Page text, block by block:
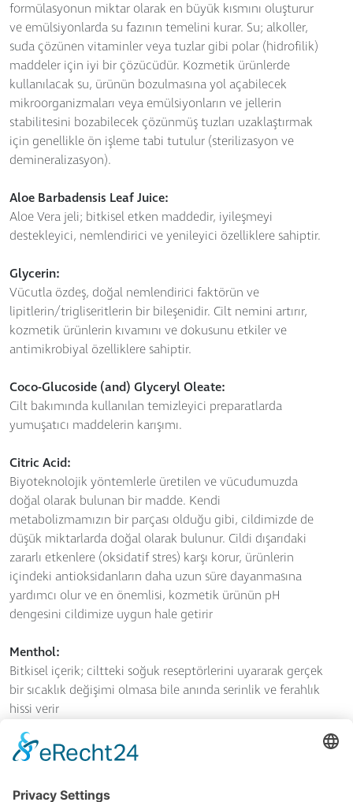
formülasyonun miktar olarak en büyük kısmını oluşturur
ve emülsiyonlarda su fazının temelini kurar. Su; alkoller,
suda çözünen vitaminler veya tuzlar gibi polar (hidrofilik)
maddeler için iyi bir çözücüdür. Kozmetik ürünlerde
kullanılacak su, ürünün bozulmasına yol açabilecek
mikroorganizmaları veya emülsiyonların ve jellerin
stabilitesini bozabilecek çözünmüş tuzları uzaklaştırmak
için genellikle ön işleme tabi tutulur (sterilizasyon ve
demineralizasyon).
Aloe Barbadensis Leaf Juice:
Aloe Vera jeli; bitkisel etken maddedir, iyileşmeyi
destekleyici, nemlendirici ve yenileyici özelliklere sahiptir.
Glycerin:
Vücutla özdeş, doğal nemlendirici faktörün ve
lipitlerin/trigliseritlerin bir bileşenidir. Cilt nemini artırır,
kozmetik ürünlerin kıvamını ve dokusunu etkiler ve
antimikrobiyal özelliklere sahiptir.
Coco-Glucoside (and) Glyceryl Oleate:
Cilt bakımında kullanılan temizleyici preparatlarda
yumuşatıcı maddelerin karışımı.
Citric Acid:
Biyoteknolojik yöntemlerle üretilen ve vücudumuzda
doğal olarak bulunan bir madde. Kendi
metabolizmamızın bir parçası olduğu gibi, cildimizde de
düşük miktarlarda doğal olarak bulunur. Cildi dışarıdaki
zararlı etkenlere (oksidatif stres) karşı korur, ürünlerin
içindeki antioksidanların daha uzun süre dayanmasına
yardımcı olur ve en önemlisi, kozmetik ürünün pH
dengesini cildimize uygun hale getirir
Menthol:
Bitkisel içerik; ciltteki soğuk reseptörlerini uyararak gerçek
bir sıcaklık değişimi olmasa bile anında serinlik ve ferahlık
hissi verir
Aminomethyl Propanol:
Jelleştirici maddeler ve reçineler için nötralize edici